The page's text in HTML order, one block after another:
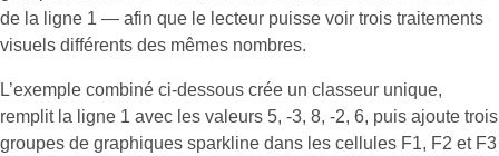
de la ligne 1 — afin que le lecteur puisse voir trois traitements
visuels différents des mêmes nombres.
L’exemple combiné ci-dessous crée un classeur unique,
remplit la ligne 1 avec les valeurs 5, -3, 8, -2, 6, puis ajoute trois
groupes de graphiques sparkline dans les cellules F1, F2 et F3